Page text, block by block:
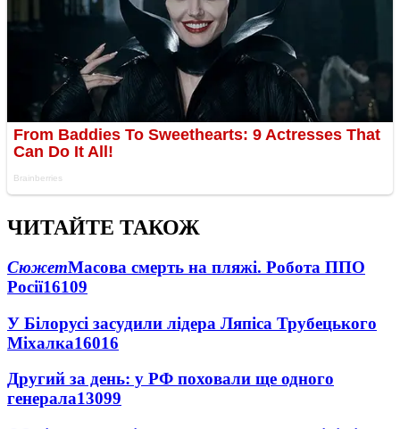
ЧИТАЙТЕ ТАКОЖ
СюжетМасова смерть на пляжі. Робота ППО
Росії16109
У Білорусі засудили лідера Ляпіса Трубецького
Міхалка16016
Другий за день: у РФ поховали ще одного
генерала13099